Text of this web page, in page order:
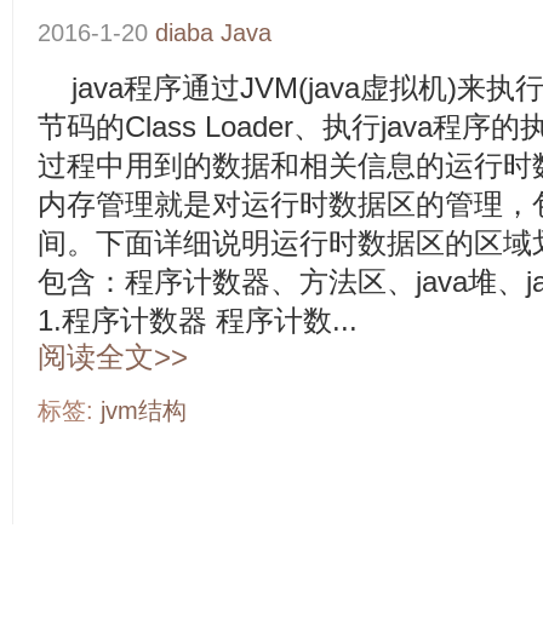
2016-1-20 diaba Java
java程序通过JVM(java虚拟机)来执
节码的Class Loader、执行java程序的
过程中用到的数据和相关信息的运行
内存管理就是对运行时数据区的管理
间。下面详细说明运行时数据区的区
包含：程序计数器、方法区、java堆
1.程序计数器 程序计数...
阅读全文>>
标签: jvm结构